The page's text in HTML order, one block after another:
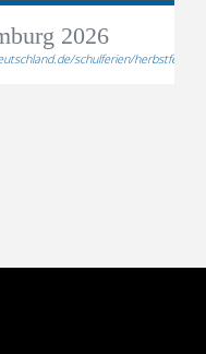
2026
schulferien/herbstferien/